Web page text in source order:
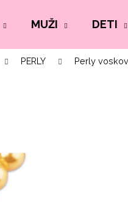
MUŽI DETI
PERLY Perly